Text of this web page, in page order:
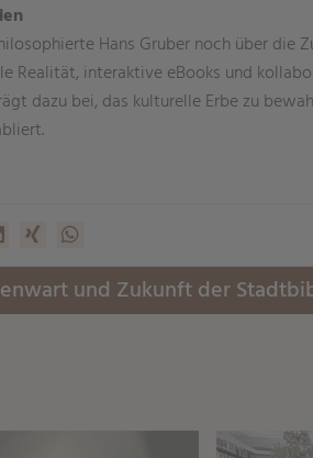
Hans Gruber noch über
Realität, interaktive eBooks und
dazu bei, das kulturelle Erbe zu
XingWhatsApp
und Zukunft der